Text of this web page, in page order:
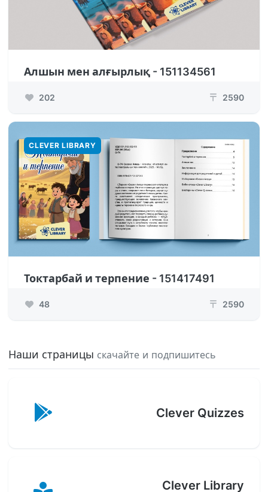
Алшын мен алғырлық - 151134561
202 ₸ 2590
CLEVER LIBRARY
Токтарбай и терпение - 151417491
48 ₸ 2590
Наши страницы скачайте и подпишитесь
Clever Quizzes
Clever Library